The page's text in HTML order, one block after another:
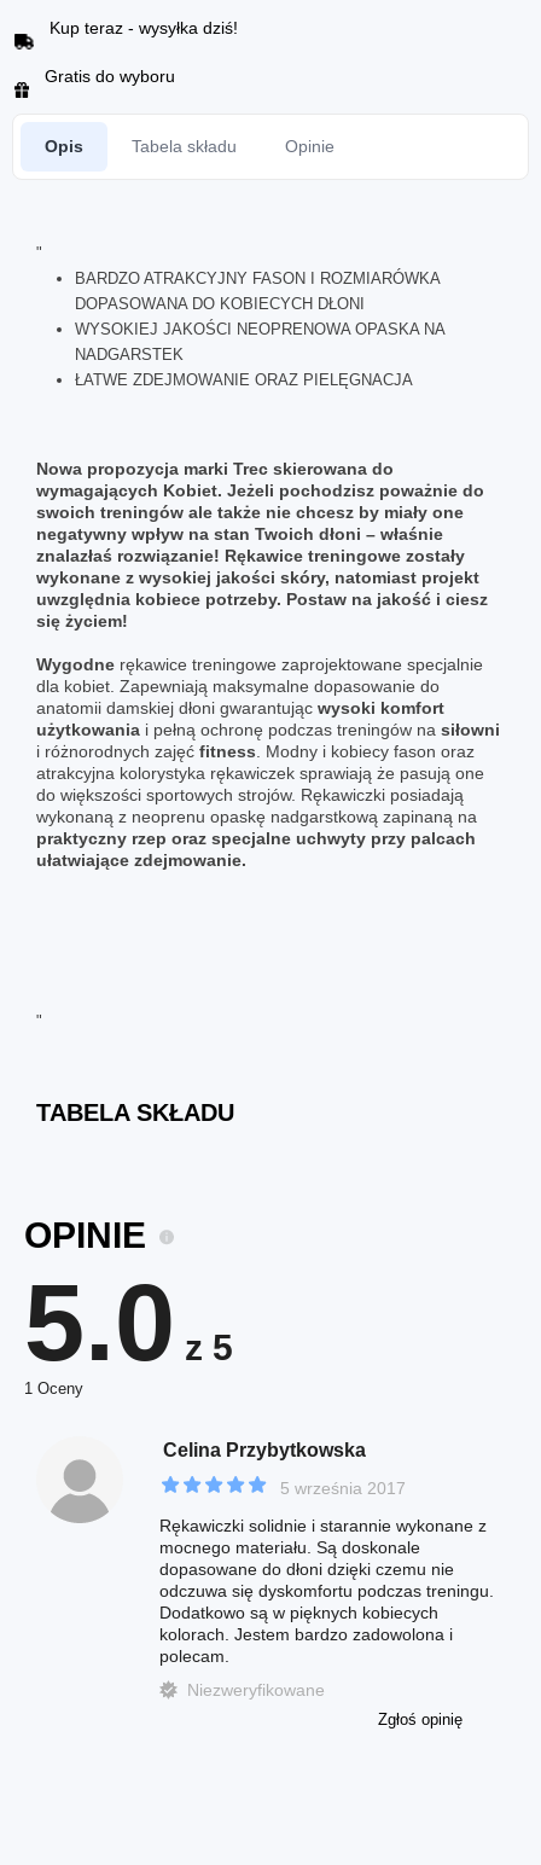
Kup teraz - wysyłka dziś!
Gratis do wyboru
Opis Tabela składu Opinie
"
BARDZO ATRAKCYJNY FASON I ROZMIARÓWKA
DOPASOWANA DO KOBIECYCH DŁONI
WYSOKIEJ JAKOŚCI NEOPRENOWA OPASKA NA
NADGARSTEK
ŁATWE ZDEJMOWANIE ORAZ PIELĘGNACJA
Nowa propozycja marki Trec skierowana do
wymagających Kobiet. Jeżeli pochodzisz poważnie do
swoich treningów ale także nie chcesz by miały one
negatywny wpływ na stan Twoich dłoni – właśnie
znalazłaś rozwiązanie! Rękawice treningowe zostały
wykonane z wysokiej jakości skóry, natomiast projekt
uwzględnia kobiece potrzeby. Postaw na jakość i ciesz
się życiem!
Wygodne rękawice treningowe zaprojektowane specjalnie
dla kobiet. Zapewniają maksymalne dopasowanie do
anatomii damskiej dłoni gwarantując wysoki komfort
użytkowania i pełną ochronę podczas treningów na siłowni
i różnorodnych zajęć fitness . Modny i kobiecy fason oraz
atrakcyjna kolorystyka rękawiczek sprawiają że pasują one
do większości sportowych strojów. Rękawiczki posiadają
wykonaną z neoprenu opaskę nadgarstkową zapinaną na
praktyczny rzep oraz specjalne uchwyty przy palcach
ułatwiające zdejmowanie.
"
TABELA SKŁADU
OPINIE
5.0 z 5
1 Oceny
Celina Przybytkowska
5 września 2017
Rękawiczki solidnie i starannie wykonane z
mocnego materiału. Są doskonale
dopasowane do dłoni dzięki czemu nie
odczuwa się dyskomfortu podczas treningu.
Dodatkowo są w pięknych kobiecych
kolorach. Jestem bardzo zadowolona i
polecam.
Niezweryfikowane
Zgłoś opinię